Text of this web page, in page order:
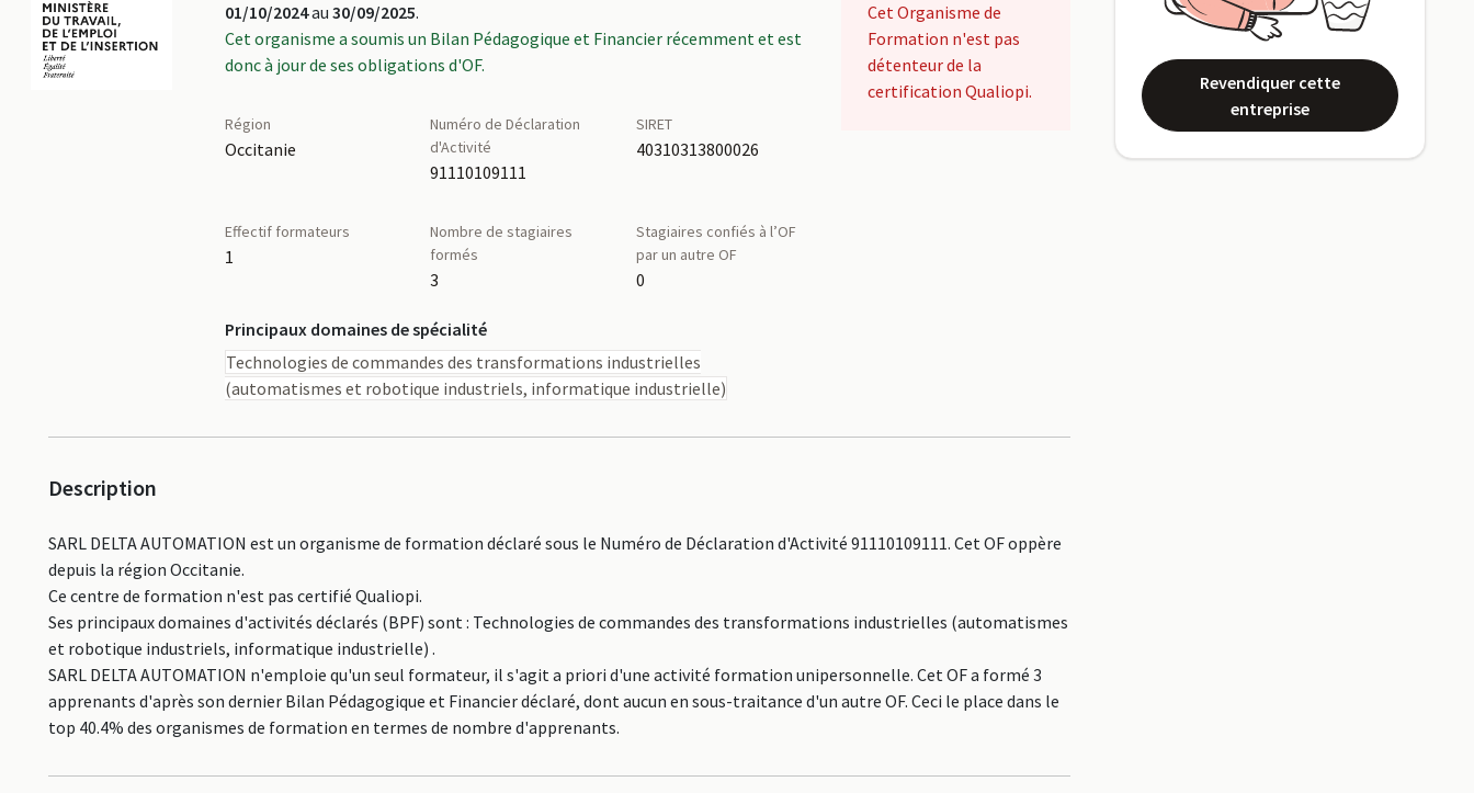
01/10/2024au 30/09/2025.
Cet organisme a soumis un Bilan Pédagogique et Financier récemment et est
donc à jour de ses obligations d'OF.
Région
Occitanie
Numéro de Déclaration
d'Activité
91110109111
SIRET
40310313800026
Effectif formateurs
1
Nombre de stagiaires
formés
3
Stagiaires confiés à l’OF
par un autre OF
0
Principaux domaines de spécialité
Technologies de commandes des transformations industrielles
(automatismes et robotique industriels, informatique industrielle)
Cet Organisme de
Formation n'est pas
détenteur de la
certification Qualiopi.
Description
SARL DELTA AUTOMATION est un organisme de formation déclaré sous le Numéro de Déclaration d'Activité 91110109111. Cet OF oppère
depuis la région Occitanie.
Ce centre de formation n'est pas certifié Qualiopi.
Ses principaux domaines d'activités déclarés (BPF) sont : Technologies de commandes des transformations industrielles (automatismes
et robotique industriels, informatique industrielle) .
SARL DELTA AUTOMATION n'emploie qu'un seul formateur, il s'agit a priori d'une activité formation unipersonnelle. Cet OF a formé 3
apprenants d'après son dernier Bilan Pédagogique et Financier déclaré, dont aucun en sous-traitance d'un autre OF. Ceci le place dans le
top 40.4% des organismes de formation en termes de nombre d'apprenants.
Revendiquer cette
entreprise